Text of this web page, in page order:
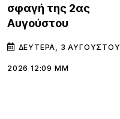
σφαγή της 2ας
Αυγούστου
ΔΕΥΤΈΡΑ, 3 ΑΥΓΟΎΣΤΟΥ,
2026 12:09 ΜΜ